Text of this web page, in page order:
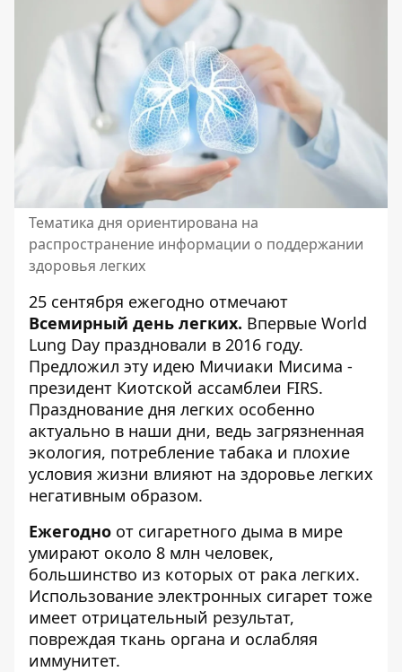
Тематика дня ориентирована на
распространение информации о поддержании
здоровья легких
25 сентября ежегодно отмечают
Всемирный день легких. Впервые World
Lung Day праздновали в 2016 году.
Предложил эту идею Мичиаки Мисима -
президент Киотской ассамблеи FIRS.
Празднование дня легких особенно
актуально в наши дни, ведь загрязненная
экология, потребление табака и плохие
условия жизни влияют на здоровье легких
негативным образом.
Ежегодно от сигаретного дыма в мире
умирают около 8 млн человек,
большинство из которых от рака легких.
Использование электронных сигарет тоже
имеет отрицательный результат,
повреждая ткань органа и ослабляя
иммунитет.